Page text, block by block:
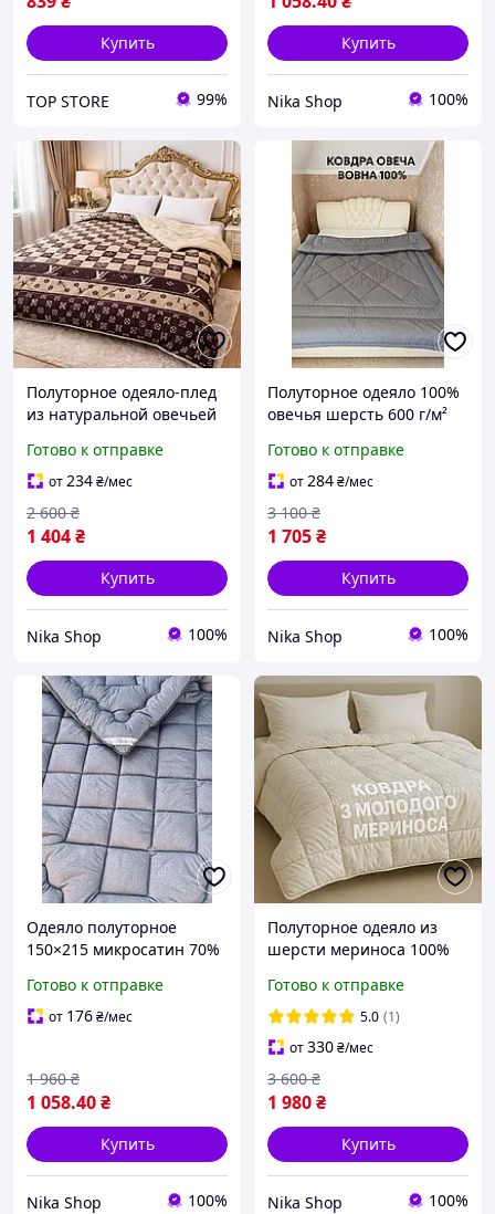
Купить
TOP STORE 99%
Купить
Nika Shop 100%
Полуторное одеяло-плед
из натуральной овечьей
антиаллергенное, тёплое!
Видео в описании
Готово к отправке
от234₴/мес
1 404₴
2 600 ₴
Купить
Nika Shop 100%
Полуторное одеяло 100%
овечья шерсть 600 г/м²
зимнее Одеяла
натуральные
Производитель Украина
Готово к отправке
от284₴/мес
1 705₴
3 100 ₴
Купить
Nika Shop 100%
Одеяло полуторное
150×215 микросатин 70%
холлофайбер Зимнее
стёганое Производитель
Готово к отправке
от 176₴/мес
1 058.40₴
1 960 ₴
Купить
Nika Shop 100%
Полуторное одеяло из
шерсти мериноса 100%
производство Украина
Готово к отправке
5.0 (1)
от330₴/мес
1 980₴
3 600 ₴
Купить
Nika Shop 100%